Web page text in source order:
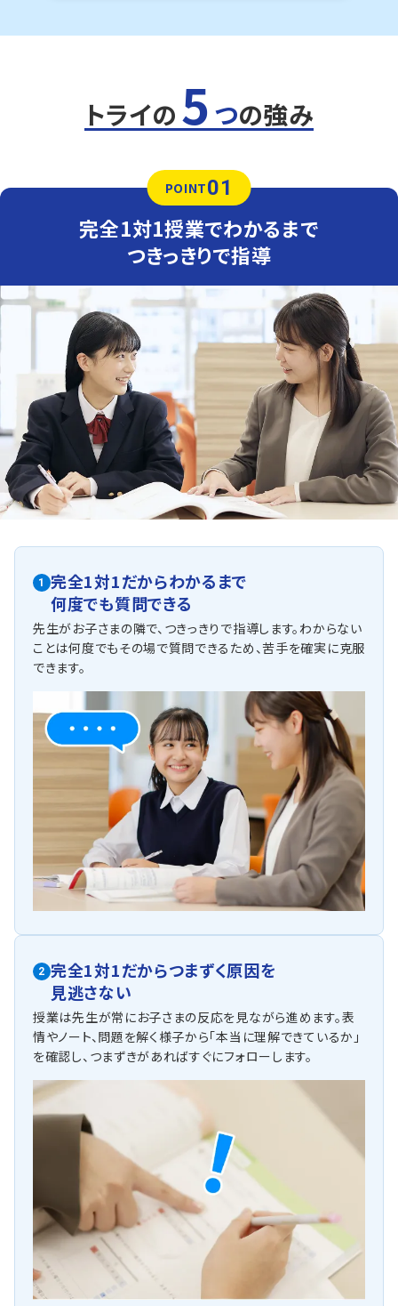
御田中は定期テストは学校指定ワークからの出題が多い
ため、テスト前は授業でも学校のワークを使用します。間違
えた問題は、自力で解けるようになるまでつきっきりでサポ
ートします。
英語（教科書：東京書籍）
御田中は学校のワークからの出題が多く、ワークを何度も
解き直すことが対策のポイントです。トライは専任講師がマ
ンツーマンで指導するため、ワークを最低3周できるよう、
授業がない日の進捗管理までサポートします。
人気のコース
・公立入試対策コース
他にも以下の学校に対応しています
はとり中学校、高杉中学校、豊正中学校、昭和橋中学校、南陽中学
校、一色中学校、
港北中学校、港南中学校、富田中学校、豊国中学校、山王中学校、
滝中学校、
聖霊中学校、名古屋国際中学校、淑徳中学校、椙山女学園中学校、
金城学院中学校、
名古屋大学教育学部附属中学校、名古屋女子大学中学校、南山男
子部中学校、供米田中学校、
愛知工業大学附属中学校
トライの 5 つの強み
POINT01
完全1対1授業でわかるまで
つきっきりで指導
1
完全1対1だからわかるまで
何度でも質問できる
先生がお子さまの隣で、つきっきりで指導します。わからない
ことは何度でもその場で質問できるため、苦手を確実に克服
できます。
2 完全1対1だからつまずく原因を
見逃さない
授業は先生が常にお子さまの反応を見ながら進めます。表
情やノート、問題を解く様子から「本当に理解できているか」
を確認し、つまずきがあればすぐにフォローします。